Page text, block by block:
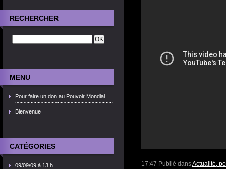
RECHERCHER
MENU
Pour faire un don au Pouvoir Mondial
Bienvenue
CATÉGORIES
09/09/09 à 13 h 17:47 Publié dansActualité,